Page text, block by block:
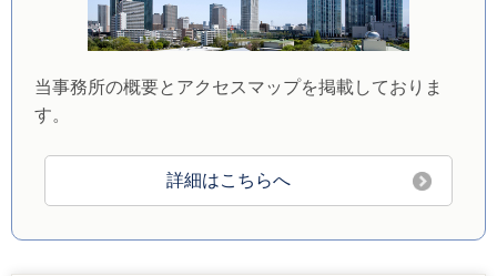
当事務所の概要とアクセスマップを掲載しておりま
す。
詳細はこちらへ